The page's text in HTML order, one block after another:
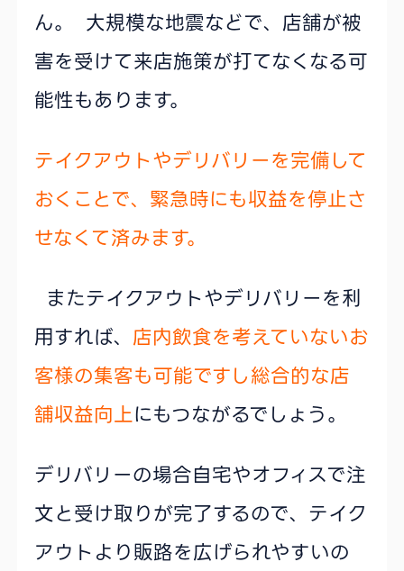
ん。 大規模な地震などで、店舗が被
害を受けて来店施策が打てなくなる可
能性もあります。
テイクアウトやデリバリーを完備して
おくことで、緊急時にも収益を停止さ
せなくて済みます。
またテイクアウトやデリバリーを利
用すれば、 店内飲食を考えていないお
客様の集客も可能ですし総合的な店
舗収益向上にもつながるでしょう。
デリバリーの場合自宅やオフィスで注
文と受け取りが完了するので、テイク
アウトより販路を広げられやすいの